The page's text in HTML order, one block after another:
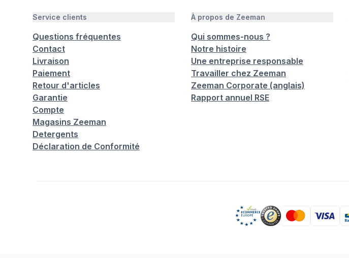
Service clients
Questions fréquentes
Contact
Livraison
Paiement
Retour d'articles
Garantie
Compte
Magasins Zeeman
Detergents
Déclaration de Conformité
À propos de Zeeman
Qui sommes-nous ?
Notre histoire
Une entreprise responsable
Travailler chez Zeeman
Zeeman Corporate (anglais)
Rapport annuel RSE